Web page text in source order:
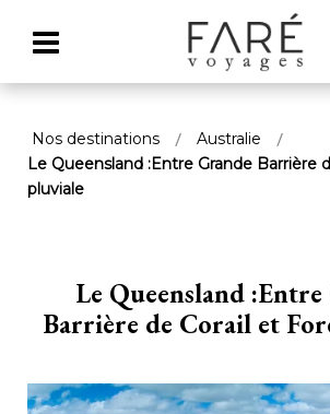
Nos destinations
Australie
Le Queensland :Entre Grande Barrière
pluviale
Le Queensland :Entre
Barrière de Corail et